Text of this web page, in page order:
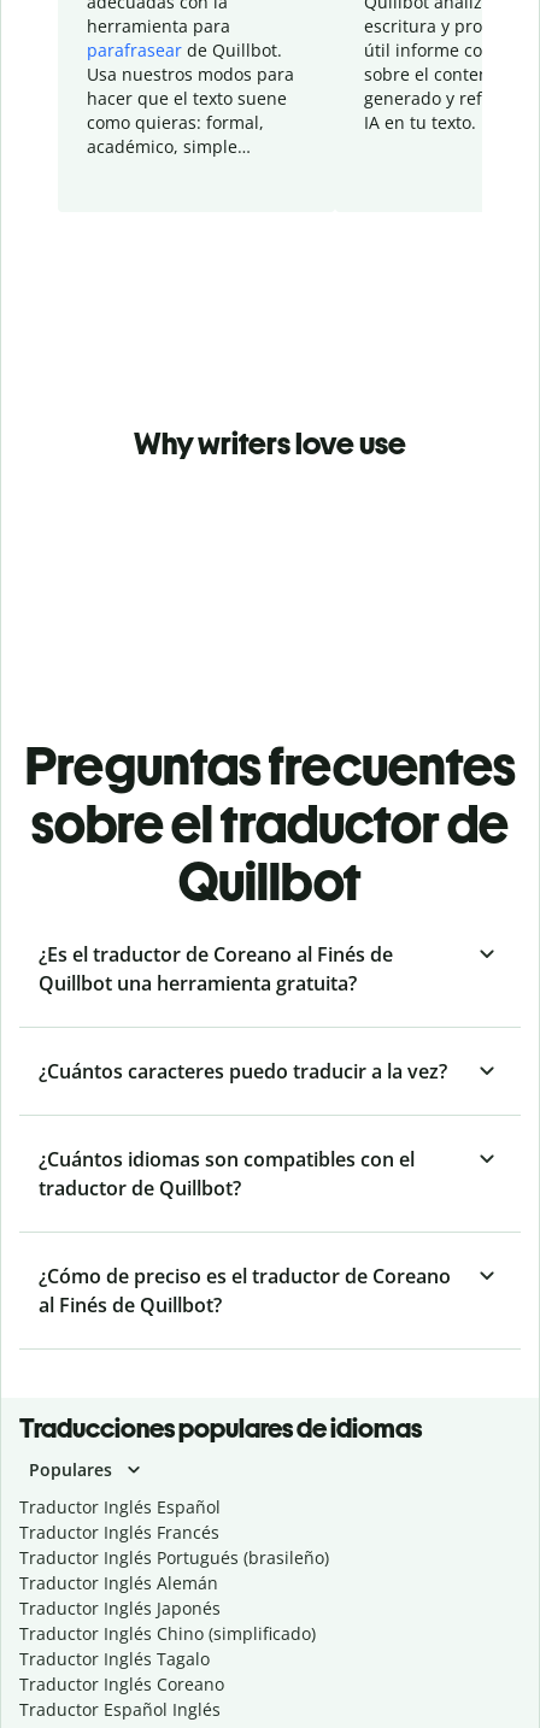
herramienta para
parafrasear de Quillbot.
Usa nuestros modos para
hacer que el texto suene
como quieras: formal,
académico, simple…
escritura y
útil informe con
sobre el contenido
generado y refinado
IA en tu texto.
Why writers love use
Preguntas frecuentes
sobre el traductor de
Quillbot
¿Es el traductor de Coreano al Finés de
Quillbot una herramienta gratuita?
¿Cuántos caracteres puedo traducir a la vez?
¿Cuántos idiomas son compatibles con el
traductor de Quillbot?
¿Cómo de preciso es el traductor de Coreano
al Finés de Quillbot?
Traducciones populares de idiomas
Populares
Traductor Inglés Español
Traductor Inglés Francés
Traductor Inglés Portugués (brasileño)
Traductor Inglés Alemán
Traductor Inglés Japonés
Traductor Inglés Chino (simplificado)
Traductor Inglés Tagalo
Traductor Inglés Coreano
Traductor Español Inglés